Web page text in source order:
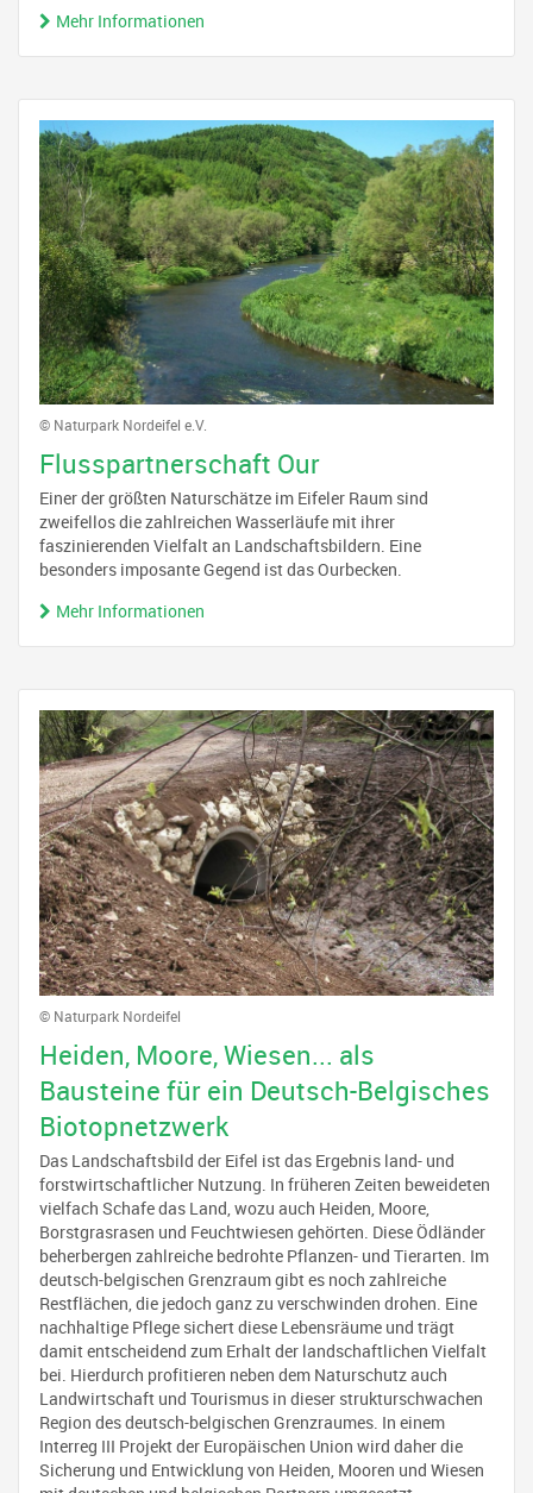
Mehr Informationen
© Naturpark Nordeifel e.V.
Flusspartnerschaft Our
Einer der größten Naturschätze im Eifeler Raum sind
zweifellos die zahlreichen Wasserläufe mit ihrer
faszinierenden Vielfalt an Landschaftsbildern. Eine
besonders imposante Gegend ist das Ourbecken.
Mehr Informationen
© Naturpark Nordeifel
Heiden, Moore, Wiesen... als
Bausteine für ein Deutsch-Belgisches
Biotopnetzwerk
Das Landschaftsbild der Eifel ist das Ergebnis land- und
forstwirtschaft­licher Nutzung. In früheren Zeiten beweideten
vielfach Schafe das Land, wozu auch Heiden, Moore,
Borstgrasrasen und Feuchtwiesen gehörten. Diese Ödländer
beherbergen zahlreiche bedrohte Pflanzen- und Tierarten. Im
deutsch-belgischen Grenzraum gibt es noch zahlreiche
Restflächen, die jedoch ganz zu verschwinden drohen. Eine
nachhaltige Pflege sichert diese Lebensräume und trägt
damit entscheidend zum Erhalt der landschaftlichen Vielfalt
bei. Hierdurch profitieren neben dem Naturschutz auch
Landwirtschaft und Tourismus in dieser strukturschwachen
Region des deutsch-belgischen Grenzraumes. In einem
Interreg III Projekt der Europäischen Union wird daher die
Sicherung und Entwicklung von Heiden, Mooren und Wiesen